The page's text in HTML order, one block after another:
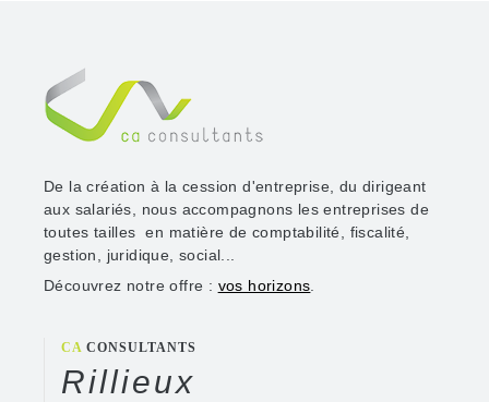
De la création à la cession d'entreprise, du dirigeant
aux salariés, nous accompagnons les entreprises de
toutes tailles en matière de comptabilité, fiscalité,
gestion, juridique, social...
Découvrez notre offre : vos horizons.
CACONSULTANTS
Rillieux